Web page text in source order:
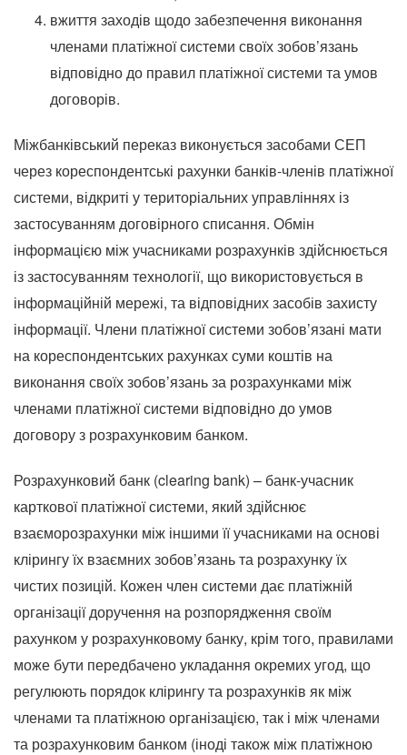
вжиття заходів щодо забезпечення виконання
членами платіжної системи своїх зобов’язань
відповідно до правил платіжної системи та умов
договорів.
Міжбанківський переказ виконується засобами СЕП
через кореспондентські рахунки банків-членів платіжної
системи, відкриті у територіальних управліннях із
застосуванням договірного списання. Обмін
інформацією між учасниками розрахунків здійснюється
із застосуванням технології, що використовується в
інформаційній мережі, та відповідних засобів захисту
інформації. Члени платіжної системи зобов’язані мати
на кореспондентських рахунках суми коштів на
виконання своїх зобов’язань за розрахунками між
членами платіжної системи відповідно до умов
договору з розрахунковим банком.
Розрахунковий банк (clearing bank) – банк-учасник
карткової платіжної системи, який здійснює
взаєморозрахунки між іншими її учасниками на основі
клірингу їх взаємних зобов’язань та розрахунку їх
чистих позицій. Кожен член системи дає платіжній
організації доручення на розпорядження своїм
рахунком у розрахунковому банку, крім того, правилами
може бути передбачено укладання окремих угод, що
регулюють порядок клірингу та розрахунків як між
членами та платіжною організацією, так і між членами
та розрахунковим банком (іноді також між платіжною